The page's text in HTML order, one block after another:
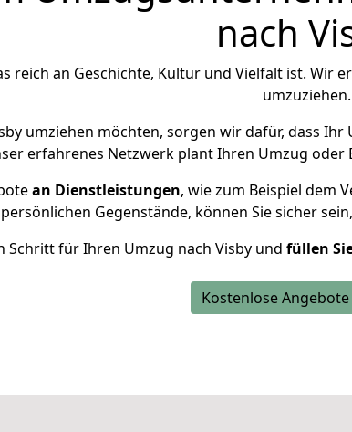
nach
reich an Geschichte, Kultur und Vielfalt ist. Wir
umzuziehen.
umziehen möchten, sorgen wir dafür, dass Ihr
erfahrenes Netzwerk plant Ihren Umzug
an Dienstleistungen, wie zum Beispiel dem
Gegenstände, können Sie sicher
Schritt für Ihren Umzug nach Visby und füllen
Kostenlose